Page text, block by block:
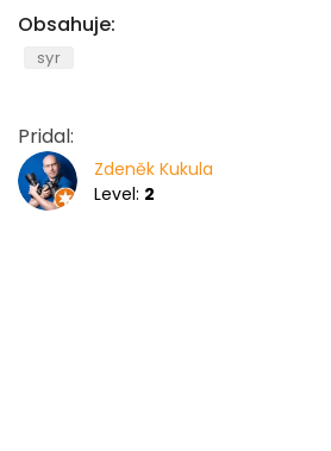
Obsahuje:
syr
Pridal:
Zdeněk Kukula
Level: 2